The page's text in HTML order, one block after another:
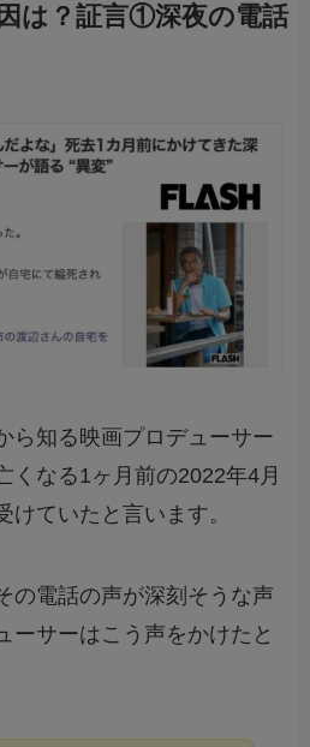
は？証言①深夜の電話
ら知る映画プロデューサー
くなる1ヶ月前の2022年4月
けていたと言います。
の電話の声が深刻そうな声
ーサーはこう声をかけたと